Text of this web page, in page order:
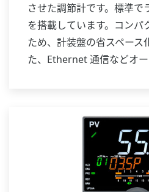
させた調節計です。標準
を搭載しています。コンパ
ため、計装盤の省スペース
た、Ethernet 通信などオ